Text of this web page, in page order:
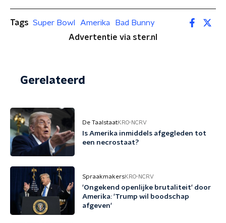
Tags Super Bowl Amerika
Bad Bunny
Advertentie via ster.nl
Gerelateerd
De TaalstaatKRO-NCRV
Is Amerika inmiddels afgegleden tot
een necrostaat?
SpraakmakersKRO-NCRV
'Ongekend openlijke brutaliteit' door
Amerika: 'Trump wil boodschap
afgeven'